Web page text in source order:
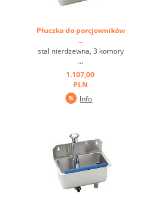
Płuczka do porcjowników
...
stal nierdzewna, 3 komory
...
1.107,00
PLN
Info